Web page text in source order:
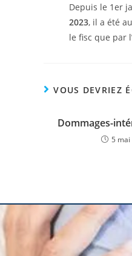
Depuis le 1er
2023, il a été
le fisc que par
VOUS DEVRIEZ
Dommages-
5 mai